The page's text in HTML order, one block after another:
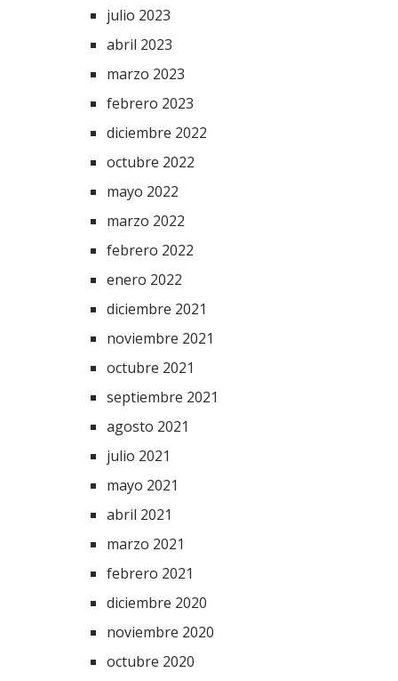
julio 2023
abril 2023
marzo 2023
febrero 2023
diciembre 2022
octubre 2022
mayo 2022
marzo 2022
febrero 2022
enero 2022
diciembre 2021
noviembre 2021
octubre 2021
septiembre 2021
agosto 2021
julio 2021
mayo 2021
abril 2021
marzo 2021
febrero 2021
diciembre 2020
noviembre 2020
octubre 2020